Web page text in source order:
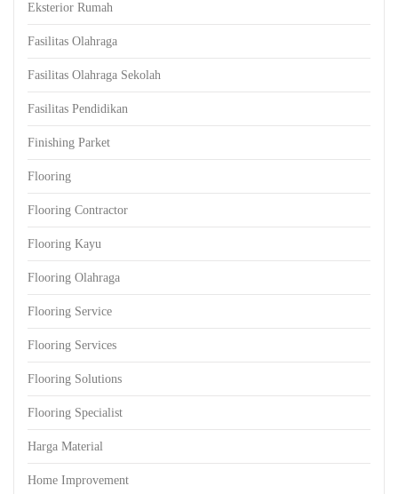
Eksterior Rumah
Fasilitas Olahraga
Fasilitas Olahraga Sekolah
Fasilitas Pendidikan
Finishing Parket
Flooring
Flooring Contractor
Flooring Kayu
Flooring Olahraga
Flooring Service
Flooring Services
Flooring Solutions
Flooring Specialist
Harga Material
Home Improvement